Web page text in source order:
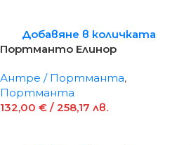
Добавяне в количката
Портманто Елинор
Антре / Портманта,
Портманта
132,00 € / 258,17 лв.